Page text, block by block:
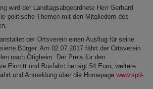
wird der Landtagsabgeordnete Herr Gerhard
politische Themen mit den Mitgliedern des
der Ortsverein einen Ausflug für seine
Bürger. Am 02.07.2017 fährt der Ortsverein
nach Ötigheim. Der Preis für den
Eintritt und Busfahrt beträgt 54 Euro, weitere
und Anmeldung über die Homepage www.spd-